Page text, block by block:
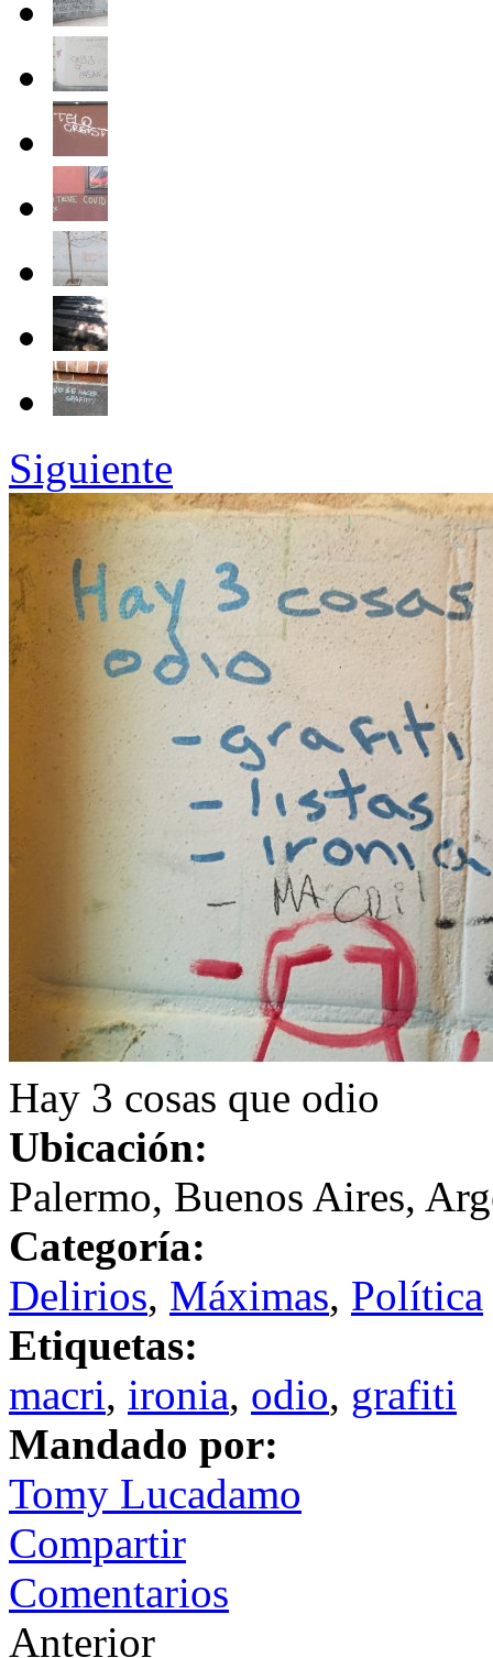
Siguiente
Hay 3 cosas que odio
Ubicación:
Palermo, Buenos Aires,
Categoría:
Delirios, Máximas, Política
Etiquetas:
macri, ironia, odio, grafiti
Mandado por:
Tomy Lucadamo
Compartir
Comentarios
Anterior